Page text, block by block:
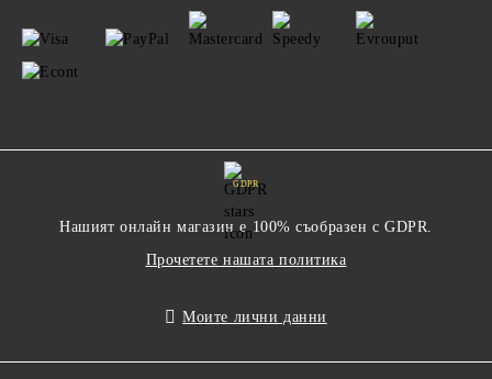
GDPR
Нашият онлайн магазин е 100% съобразен с GDPR.
Прочетете нашата политика
Моите лични данни